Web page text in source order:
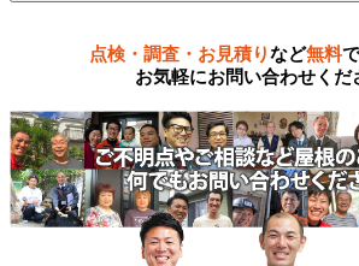
点検・調査・お見積りなど無料
お気軽にお問い合わせくだ